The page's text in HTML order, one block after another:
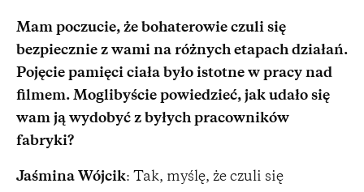
Mam poczucie, że bohaterowie czuli się
bezpiecznie z wami na różnych etapach działań.
Pojęcie pamięci ciała było istotne w pracy nad
filmem. Moglibyście powiedzieć, jak udało się
wam ją wydobyć z byłych pracowników
fabryki?
Jaśmina Wójcik: Tak, myślę, że czuli się